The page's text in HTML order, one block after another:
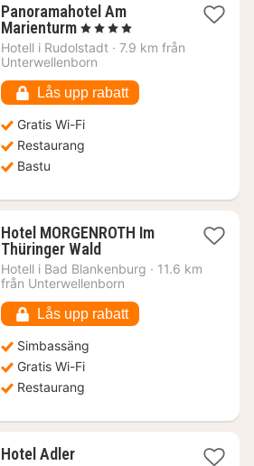
Panoramahotel Am
Marienturm1
natt
från
kr.
, 4 Stjärnor
Hotell i Rudolstadt · 7.9 km från
Unterwellenborn
Lås upp rabatt
Gratis Wi-Fi
Restaurang
Bastu
Hotel MORGENROTH Im
Thüringer Wald1
natt
från
kr.
Hotell i Bad Blankenburg · 11.6 km
från Unterwellenborn
Lås upp rabatt
Simbassäng
Gratis Wi-Fi
Restaurang
Hotel Adler1